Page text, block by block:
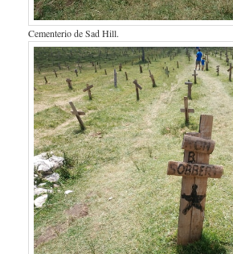
Cementerio de Sad Hill.